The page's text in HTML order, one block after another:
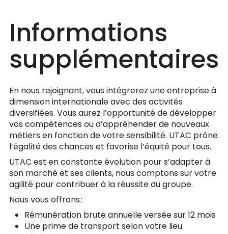
Informations
supplémentaires
En nous rejoignant, vous intégrerez une entreprise à
dimension internationale avec des activités
diversifiées. Vous aurez l’opportunité de développer
vos compétences ou d’appréhender de nouveaux
métiers en fonction de votre sensibilité. UTAC prône
l’égalité des chances et favorise l’équité pour tous.
UTAC est en constante évolution pour s’adapter à
son marché et ses clients, nous comptons sur votre
agilité pour contribuer à la réussite du groupe.
Nous vous offrons :
Rémunération brute annuelle versée sur 12 mois
Une prime de transport selon votre lieu